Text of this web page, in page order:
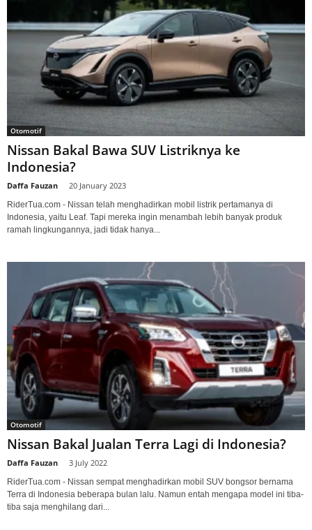
Otomotif
Nissan Bakal Bawa SUV Listriknya ke
Indonesia?
Daffa Fauzan 20 January 2023
RiderTua.com - Nissan telah menghadirkan mobil listrik pertamanya di
Indonesia, yaitu Leaf. Tapi mereka ingin menambah lebih banyak produk
ramah lingkungannya, jadi tidak hanya...
Otomotif
Nissan Bakal Jualan Terra Lagi di Indonesia?
Daffa Fauzan 3 July 2022
RiderTua.com - Nissan sempat menghadirkan mobil SUV bongsor bernama
Terra di Indonesia beberapa bulan lalu. Namun entah mengapa model ini tiba-
tiba saja menghilang dari...